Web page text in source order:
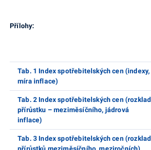
Přílohy:
Tab. 1 Index spotřebitelských cen (indexy,
míra inflace)
Tab. 2 Index spotřebitelských cen (rozklad
přírůstku – meziměsíčního, jádrová
inflace)
Tab. 3 Index spotřebitelských cen (rozklad
přírůstků meziměsíčního, meziročních)